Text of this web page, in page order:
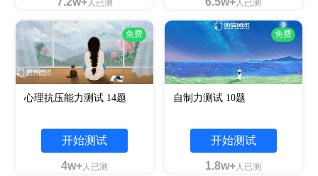
人已测 人已测
免费
心理抗压能力测试 14题
开始测试
4w+人已测
免费
自制力测试 10题
开始测试
1.8w+人已测